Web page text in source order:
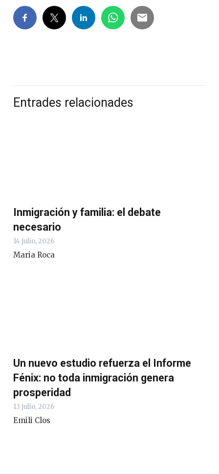
Entrades relacionades
Inmigración y familia: el debate
necesario
14 julio, 2026
Maria Roca
Un nuevo estudio refuerza el Informe
Fénix: no toda inmigración genera
prosperidad
13 julio, 2026
Emili Clos